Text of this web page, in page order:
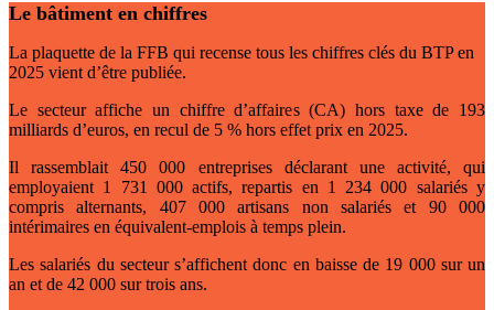
Le bâtiment en chiffres
La plaquette de la FFB qui recense tous les chiffres clés du BTP en
2025 vient d’être publiée.
Le secteur affiche un chiffre d’affaires (CA) hors taxe de 193
milliards d’euros, en recul de 5 % hors effet prix en 2025.
Il rassemblait 450 000 entreprises déclarant une activité, qui
employaient 1 731 000 actifs, repartis en 1 234 000 salariés y
compris alternants, 407 000 artisans non salariés et 90 000
intérimaires en équivalent-emplois à temps plein.
Les salariés du secteur s’affichent donc en baisse de 19 000 sur un
an et de 42 000 sur trois ans.